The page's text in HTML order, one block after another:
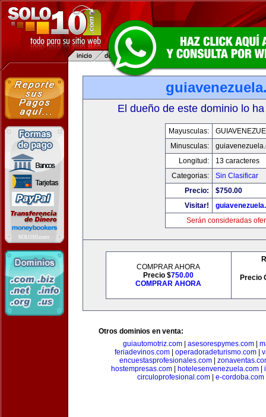
El dueño de este dominio lo
Mayusculas:
Minusculas:
Longitud:
13 caracteres
Categorias:
Sin Clasificar
Precio:
$750.00
Visitar!
Serán consideradas
COMPRAR AHORA
Precio $750.00
COMPRAR AHORA
Precio
Otros dominios en venta:
guiautomotriz.com
asesorespymes.com
feriadevinos.com
operadoradeturismo.com
encuestasprofesionales.com
hostempresas.com
hotelesenvenezuela.com
circuloprofesional.com| e-cordoba.com